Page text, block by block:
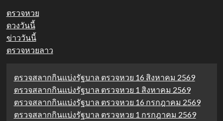
ตรวจหวย
ดวงวันนี้
ข่าววันนี้
ตรวจหวยลาว
ตรวจสลากกินแบ่งรัฐบาล ตรวจหวย 16 สิงหาคม 2569
ตรวจสลากกินแบ่งรัฐบาล ตรวจหวย 1 สิงหาคม 2569
ตรวจสลากกินแบ่งรัฐบาล ตรวจหวย 16 กรกฎาคม 2569
ตรวจสลากกินแบ่งรัฐบาล ตรวจหวย 1 กรกฎาคม 2569